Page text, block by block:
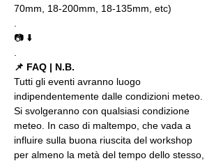
70mm, 18-200mm, 18-135mm, etc)
📷 ⬇️
📌 FAQ | N.B.
Tutti gli eventi avranno luogo
indipendentemente dalle condizioni meteo.
Si svolgeranno con qualsiasi condizione
meteo. In caso di maltempo, che vada a
influire sulla buona riuscita del workshop
per almeno la metà del tempo dello stesso,